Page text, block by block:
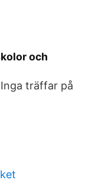
och
träffar på